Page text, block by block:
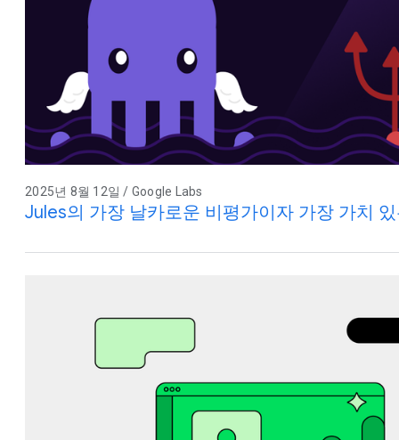
2025년 8월 12일 / Google Labs
Jules의 가장 날카로운 비평가이자 가장 가치